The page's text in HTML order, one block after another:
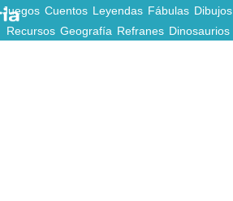
Juegos Cuentos Leyendas Fábulas Dibujos
Recursos Geografía Refranes Dinosaurios